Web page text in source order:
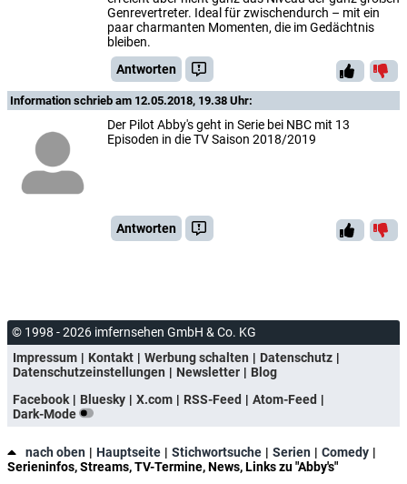
Genrevertreter. Ideal für zwischendurch – mit ein
paar charmanten Momenten, die im Gedächtnis
bleiben.
Antworten
Information schrieb am 12.05.2018, 19.38 Uhr:
Der Pilot Abby's geht in Serie bei NBC mit 13
Episoden in die TV Saison 2018/2019
Antworten
© 1998 - 2026 imfernsehen GmbH & Co. KG
Impressum
Kontakt Werbung schalten
Datenschutz
Datenschutzeinstellungen
Newsletter
Blog
Facebook
Bluesky X.com RSS-Feed
Atom-Feed
Dark-Mode
nach oben Hauptseite Stichwortsuche Serien
Comedy
Serieninfos, Streams, TV-Termine, News, Links zu "Abby's"